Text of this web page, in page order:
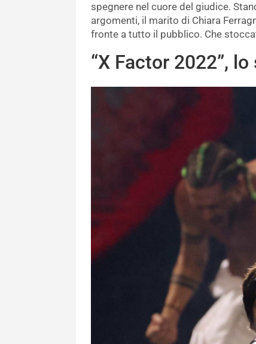
spegnere nel cuore del giudice.
argomenti, il marito di Chiara
fronte a tutto il pubblico. Che
“X Factor 2022”,